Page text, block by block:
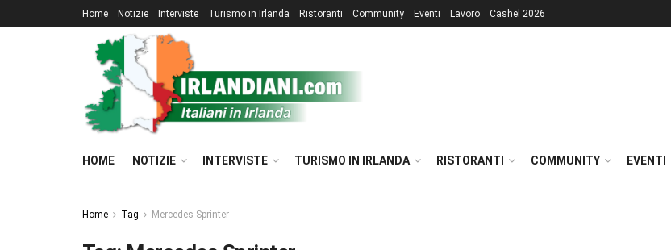
Home Notizie Interviste Turismo in Irlanda Ristoranti Community Eventi Lavoro Cashel 2026
HOME NOTIZIE INTERVISTE TURISMO IN IRLANDA RISTORANTI COMMUNITY EVENTI
Home Tag Mercedes Sprinter